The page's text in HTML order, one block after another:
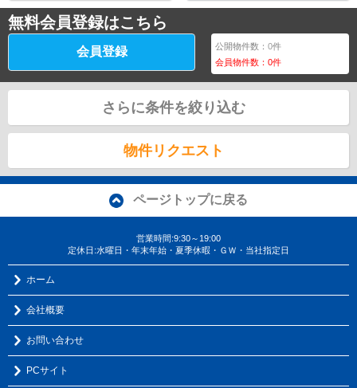
無料会員登録はこちら
会員登録 公開物件数：0件
会員物件数：0件
さらに条件を絞り込む
物件リクエスト
ページトップに戻る
営業時間:9:30～19:00
定休日:水曜日・年末年始・夏季休暇・ＧＷ・当社指定日
ホーム
会社概要
お問い合わせ
PCサイト